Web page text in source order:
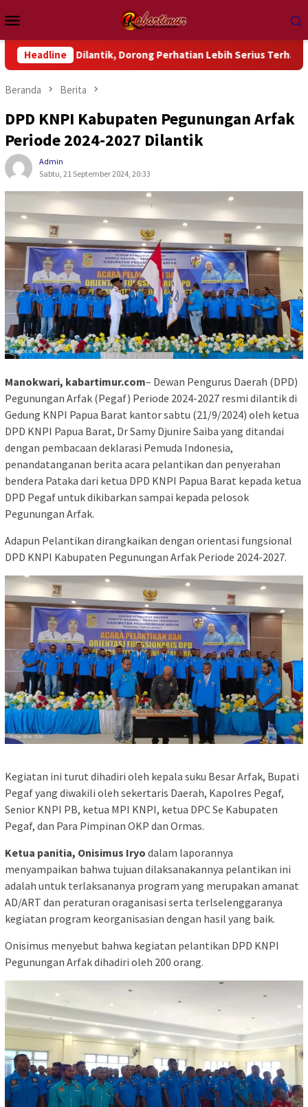
ke
kontenMobile
Headline
Dorong Perhatian Lebih Serius Terhadap Isu Aktual Papua
Beranda Berita
DPD KNPI Kabupaten Pegunungan Arfak
Periode 2024-2027 Dilantik
Admin
Sabtu, 21 September 2024, 20:33
Manokwari, kabartimur.com– Dewan Pengurus Daerah (DPD)
Pegunungan Arfak (Pegaf) Periode 2024-2027 resmi dilantik di
Gedung KNPI Papua Barat kantor sabtu (21/9/2024) oleh ketua
DPD KNPI Papua Barat, Dr Samy Djunire Saiba yang ditandai
dengan pembacaan deklarasi Pemuda Indonesia,
penandatanganan berita acara pelantikan dan penyerahan
bendera Pataka dari ketua DPD KNPI Papua Barat kepada ketua
DPD Pegaf untuk dikibarkan sampai kepada pelosok
Pegunungan Arfak.
Adapun Pelantikan dirangkaikan dengan orientasi fungsional
DPD KNPI Kabupaten Pegunungan Arfak Periode 2024-2027.
Kegiatan ini turut dihadiri oleh kepala suku Besar Arfak, Bupati
Pegaf yang diwakili oleh sekertaris Daerah, Kapolres Pegaf,
Senior KNPI PB, ketua MPI KNPI, ketua DPC Se Kabupaten
Pegaf, dan Para Pimpinan OKP dan Ormas.
Ketua panitia, Onisimus Iryo dalam laporannya
menyampaikan bahwa tujuan dilaksanakannya pelantikan ini
adalah untuk terlaksananya program yang merupakan amanat
AD/ART dan peraturan oraganisasi serta terlselenggaranya
kegiatan program keorganisasian dengan hasil yang baik.
Onisimus menyebut bahwa kegiatan pelantikan DPD KNPI
Pegunungan Arfak dihadiri oleh 200 orang.